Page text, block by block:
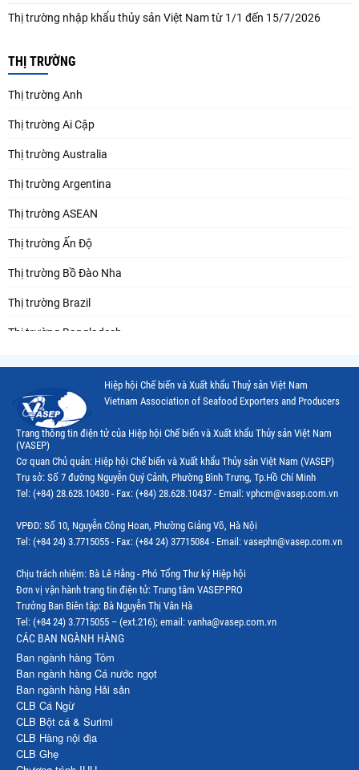
Thị trường nhập khẩu thủy sản Việt Nam từ 1/1 đến 15/7/2026
THỊ TRƯỜNG
Thị trường Anh
Thị trường Ai Cập
Thị trường Australia
Thị trường Argentina
Thị trường ASEAN
Thị trường Ấn Độ
Thị trường Bồ Đào Nha
Thị trường Brazil
Thị trường Bangladesh
Thị trường Canada
Thị trường Ecuador
Thị trường EU
Thị trường Indonesia
Thị trường Mỹ
Thị trường Nga
Thị trường Hàn Quốc
Thị trường Nhật Bản
Thị trường Thái Lan
Thị trường Trung Quốc
Thị trường Philippines
Thị trường Tây Ban Nha
Hiệp hội Chế biến và Xuất khẩu Thuỷ sản Việt Nam
Vietnam Association of Seafood Exporters and Producers
Trang thông tin điện tử của Hiệp hội Chế biến và Xuất khẩu Thủy sản Việt Nam
(VASEP)
Cơ quan Chủ quản: Hiệp hội Chế biến và Xuất khẩu Thủy sản Việt Nam (VASEP)
Trụ sở: Số 7 đường Nguyễn Quý Cảnh, Phường Bình Trưng, Tp.Hồ Chí Minh
Tel: (+84) 28.628.10430 - Fax: (+84) 28.628.10437 - Email: vphcm@vasep.com.vn
VPĐD: Số 10, Nguyễn Công Hoan, Phường Giảng Võ, Hà Nội
Tel: (+84 24) 3.7715055 - Fax: (+84 24) 37715084 - Email: vasephn@vasep.com.vn
Chịu trách nhiệm: Bà Lê Hằng - Phó Tổng Thư ký Hiệp hội
Đơn vị vận hành trang tin điện tử: Trung tâm VASEP.PRO
Trưởng Ban Biên tập: Bà Nguyễn Thị Vân Hà
Tel: (+84 24) 3.7715055 – (ext.216); email: vanha@vasep.com.vn
CÁC BAN NGÀNH HÀNG
Ban ngành hàng Tôm
Ban ngành hàng Cá nước ngọt
Ban ngành hàng Hải sản
CLB Cá Ngừ
CLB Bột cá & Surimi
CLB Hàng nội địa
CLB Ghẹ